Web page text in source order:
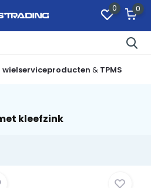
0 0
wielserviceproducten & TPMS
kleefzink